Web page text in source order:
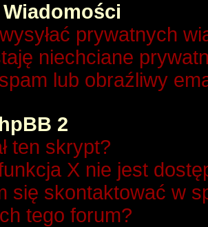
prywatnych
niechciane
lub obraźliwy
2
ten skrypt?
X nie jest
się skontaktować w
tego forum?